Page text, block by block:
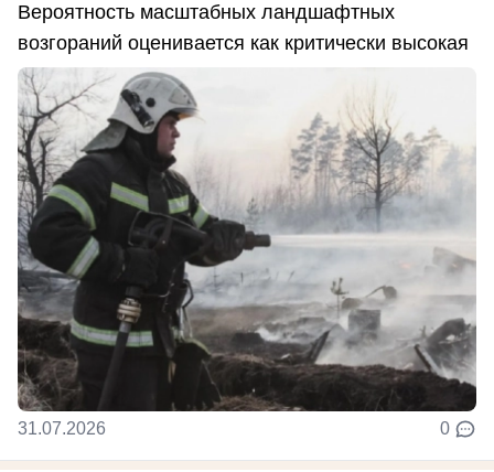
Вероятность масштабных ландшафтных
возгораний оценивается как критически высокая
31.07.2026 0